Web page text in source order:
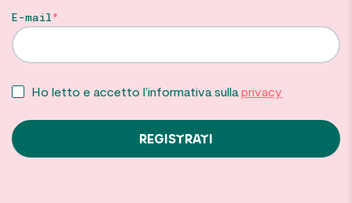
E-mail
Ho letto e accetto l’informativa sulla privacy